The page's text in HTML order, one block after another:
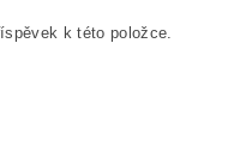
k této položce.